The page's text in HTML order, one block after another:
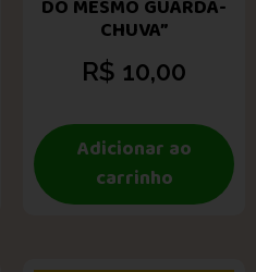
DO MESMO GUARDA-
CHUVA”
R$ 10,00
Adicionar ao
carrinho